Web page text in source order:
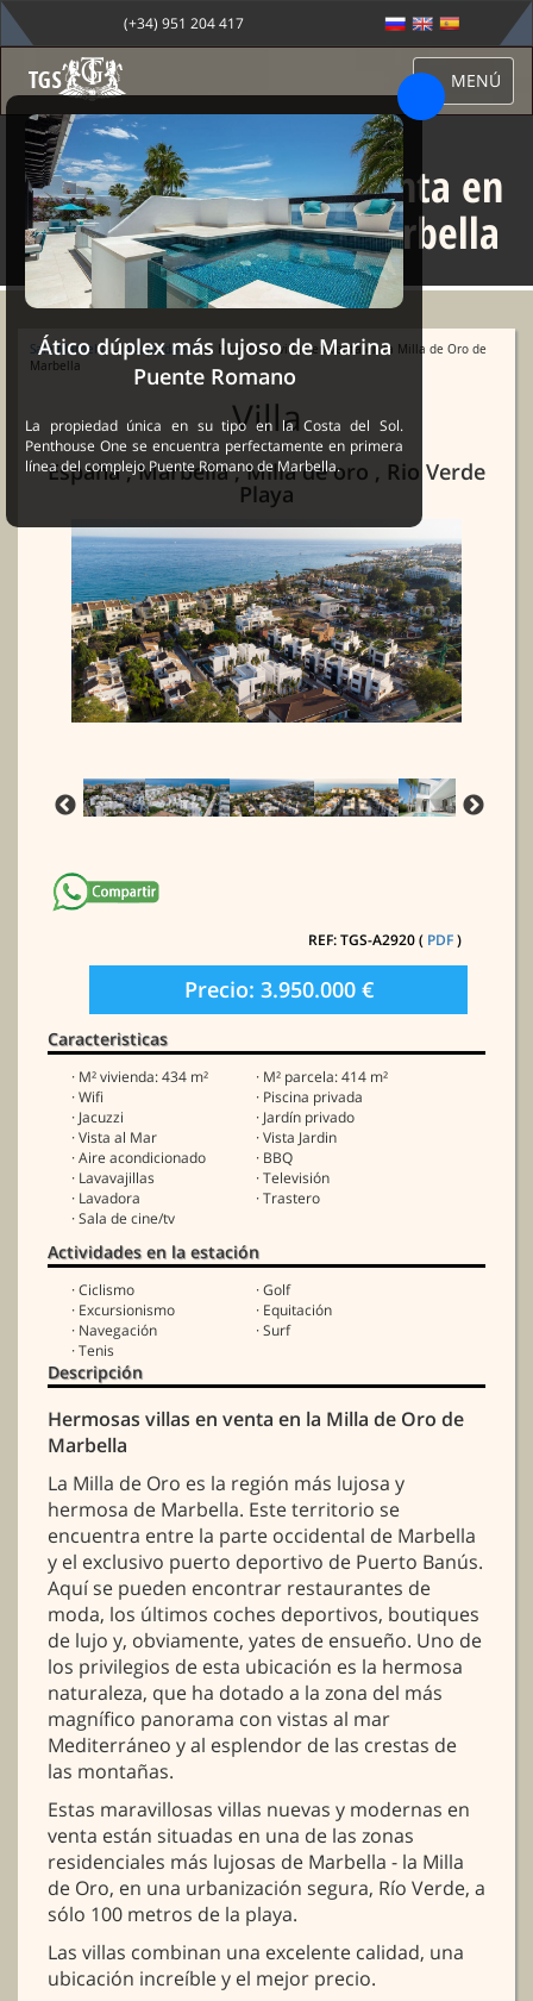
(+34) 951 204 417
MENÚ
Hermosas villas en venta en
la Milla de Oro de Marbella
Sale Marbella →Propiedades→ Hermosas villas en venta en la Milla de Oro de
Marbella
Villa
España , Marbella , Milla de oro , Rio Verde
Playa
REF: TGS-A2920 ( PDF)
Precio: 3.950.000 €
Caracteristicas
· M² vivienda: 434 m²
· M² parcela: 414 m²
· Wifi
· Piscina privada
· Jacuzzi
· Jardín privado
· Vista al Mar
· Vista Jardin
· Aire acondicionado
· BBQ
· Lavavajillas
· Televisión
· Lavadora
· Trastero
· Sala de cine/tv
Actividades en la estación
· Ciclismo
· Golf
· Excursionismo
· Equitación
· Navegación
· Surf
· Tenis
Descripción
Hermosas villas en venta en la Milla de Oro de
Marbella
La Milla de Oro es la región más lujosa y
hermosa de Marbella. Este territorio se
encuentra entre la parte occidental de Marbella
y el exclusivo puerto deportivo de Puerto Banús.
Aquí se pueden encontrar restaurantes de
moda, los últimos coches deportivos, boutiques
de lujo y, obviamente, yates de ensueño. Uno de
los privilegios de esta ubicación es la hermosa
naturaleza, que ha dotado a la zona del más
magnífico panorama con vistas al mar
Mediterráneo y al esplendor de las crestas de
las montañas.
Estas maravillosas villas nuevas y modernas en
venta están situadas en una de las zonas
residenciales más lujosas de Marbella - la Milla
de Oro, en una urbanización segura, Río Verde, a
sólo 100 metros de la playa.
Las villas combinan una excelente calidad, una
ubicación increíble y el mejor precio.
Ático dúplex más lujoso de Marina
Puente Romano
La propiedad única en su tipo en la Costa del Sol.
Penthouse One se encuentra perfectamente en primera
línea del complejo Puente Romano de Marbella.